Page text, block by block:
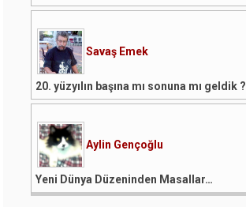
Savaş Emek
20. yüzyılın başına mı sonuna mı geldik ?
Aylin Gençoğlu
Yeni Dünya Düzeninden Masallar…